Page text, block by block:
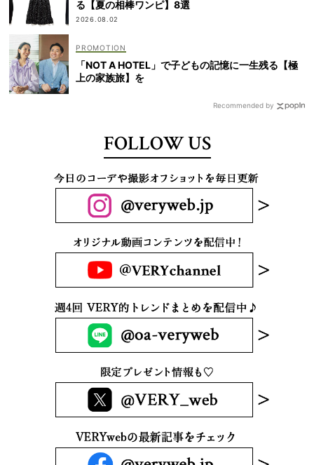
る【夏の相棒ワンピ】8選
2026.08.02
「NOT A HOTEL」で子どもの記憶に一生残る【極
上の家族旅】を
Recommended by
FOLLOW US